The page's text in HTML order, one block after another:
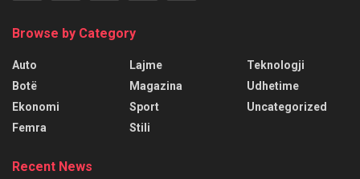
Browse by Category
Auto
Botë
Ekonomi
Femra
Lajme
Magazina
Sport
Stili
Teknologji
Udhetime
Uncategorized
Recent News